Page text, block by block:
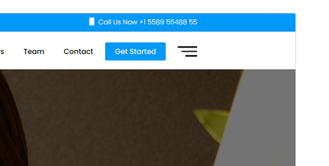
ForhåndsvisDownload
Version
Sidst opdateret